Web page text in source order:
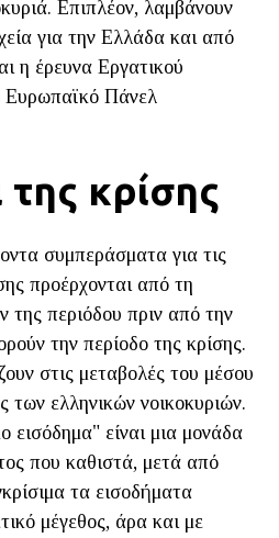
Επιπλέον, λαμβάνουν
για την Ελλάδα και από
η έρευνα Εργατικού
Ευρωπαϊκό Πάνελ
της κρίσης
συμπεράσματα για τις
προέρχονται από τη
της περιόδου πριν από την
την περίοδο της κρίσης.
στις μεταβολές του μέσου
των ελληνικών νοικοκυριών.
εισόδημα" είναι μια μονάδα
που καθιστά, μετά από
τα εισοδήματα
μέγεθος, άρα και με